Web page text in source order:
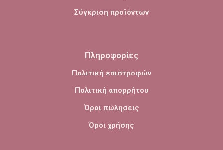
Σύγκριση προϊόντων
Πληροφορίες
Πολιτική επιστροφών
Πολιτική απορρήτου
Όροι πώλησεις
Όροι χρήσης